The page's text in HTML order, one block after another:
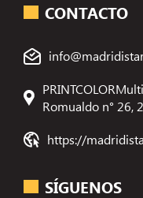
CONTACTO
Romualdo n° 26,
https://
SÍGUENOS